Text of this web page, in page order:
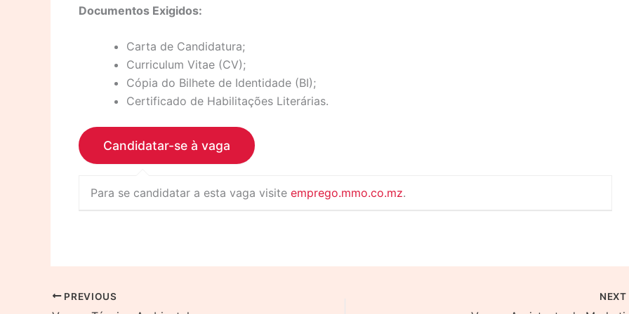
Documentos Exigidos:
Carta de Candidatura;
Curriculum Vitae (CV);
Cópia do Bilhete de Identidade (BI);
Certificado de Habilitações Literárias.
Para se candidatar a esta vaga visite emprego.mmo.co.mz.
PREVIOUS NEXT